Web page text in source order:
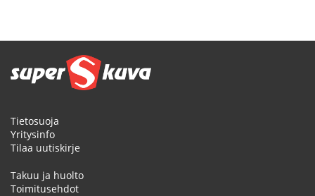
Tietosuoja
Yritysinfo
Tilaa uutiskirje
Takuu ja huolto
Toimitusehdot